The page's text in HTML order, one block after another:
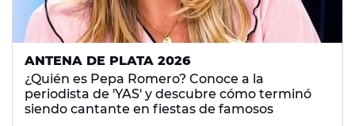
ANTENA DE PLATA 2026
¿Quién es Pepa Romero? Conoce a la
periodista de 'YAS' y descubre cómo terminó
siendo cantante en fiestas de famosos